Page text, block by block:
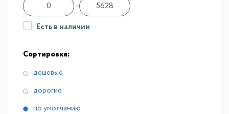
-
Есть в наличии
Сортировка:
дешевые
дорогие
по умолчанию